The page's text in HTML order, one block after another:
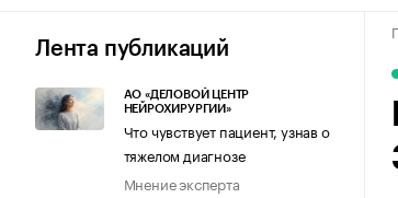
Технологии и медиа Рынок
Лента публикаций
АО «ДЕЛОВОЙ ЦЕНТР
НЕЙРОХИРУРГИИ»
Что чувствует пациент, узнав о
тяжелом диагнозе
Мнение эксперта